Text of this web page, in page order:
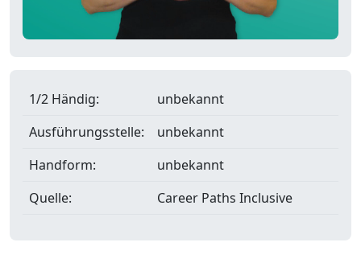
1/2 Händig:
unbekannt
Ausführungsstelle:
unbekannt
Handform:
unbekannt
Quelle:
Career Paths Inclusive